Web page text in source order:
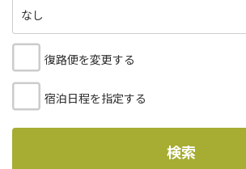
なし
復路便を変更する
宿泊日程を指定する
検索